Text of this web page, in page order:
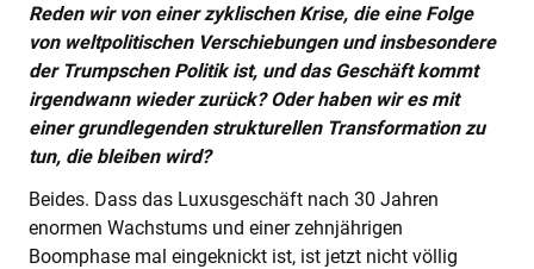
Reden wir von einer zyklischen Krise, die eine Folge
von weltpolitischen Verschiebungen und insbesondere
der Trumpschen Politik ist, und das Geschäft kommt
irgendwann wieder zurück? Oder haben wir es mit
einer grundlegenden strukturellen Transformation zu
tun, die bleiben wird?
Beides. Dass das Luxusgeschäft nach 30 Jahren
enormen Wachstums und einer zehnjährigen
Boomphase mal eingeknickt ist, ist jetzt nicht völlig